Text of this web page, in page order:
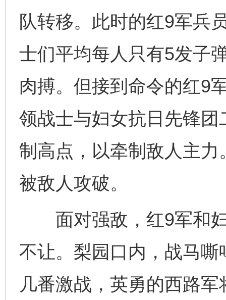
队转移。此时的红9军兵
士们平均每人只有5发子
肉搏。但接到命令的红9
领战士与妇女抗日先锋
制高点，以牵制敌人主
被敌人攻破。
面对强敌，红9军和妇
不让。梨园口内，战马
几番激战，英勇的西路